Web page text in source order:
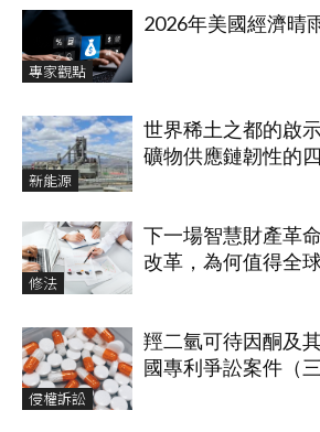
專家觀點
2026年美國經濟晴
新能源
世界稀土之都的啟
礦物供應鏈韌性的
修法
下一場智慧財產革
改革，為何值得全
侵權訴訟
羥二氫可待因酮及
國專利爭訟案件（三